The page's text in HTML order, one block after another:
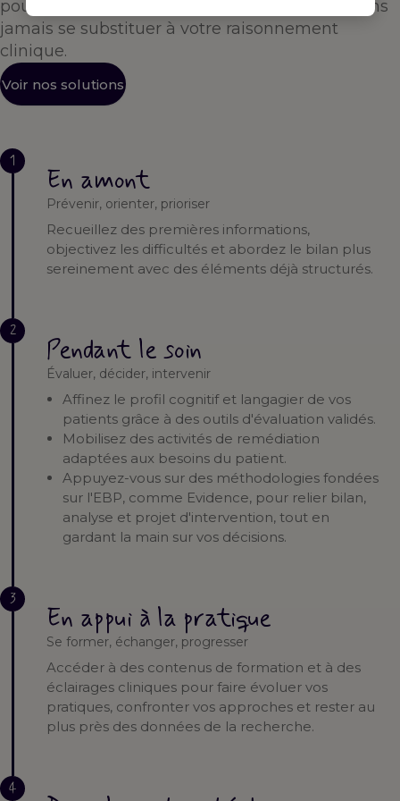
pour vous accompagner à chaque étape — sans
jamais se substituer à votre raisonnement
clinique.
Voir nos solutions
1
En amont
Prévenir, orienter, prioriser
Recueillez des premières informations,
objectivez les difficultés et abordez le bilan plus
sereinement avec des éléments déjà structurés.
2
Pendant le soin
Évaluer, décider, intervenir
Affinez le profil cognitif et langagier de vos
patients grâce à des outils d'évaluation validés.
Mobilisez des activités de remédiation
adaptées aux besoins du patient.
Appuyez-vous sur des méthodologies fondées
sur l'EBP, comme Evidence, pour relier bilan,
analyse et projet d'intervention, tout en
gardant la main sur vos décisions.
3
En appui à la pratique
Se former, échanger, progresser
Accéder à des contenus de formation et à des
éclairages cliniques pour faire évoluer vos
pratiques, confronter vos approches et rester au
plus près des données de la recherche.
4